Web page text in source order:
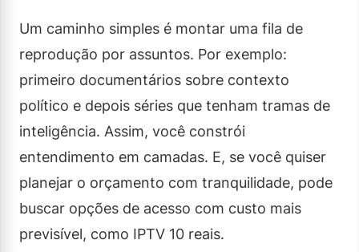
Um caminho simples é montar uma fila de
reprodução por assuntos. Por exemplo:
primeiro documentários sobre contexto
político e depois séries que tenham tramas de
inteligência. Assim, você constrói
entendimento em camadas. E, se você quiser
planejar o orçamento com tranquilidade, pode
buscar opções de acesso com custo mais
previsível, como IPTV 10 reais.